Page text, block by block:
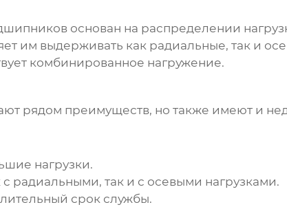
основан на распределении
им выдерживать как радиальные, так и
комбинированное нагружение.
рядом преимуществ, но также имеют и
нагрузки.
радиальными, так и с осевыми нагрузками.
срок службы.